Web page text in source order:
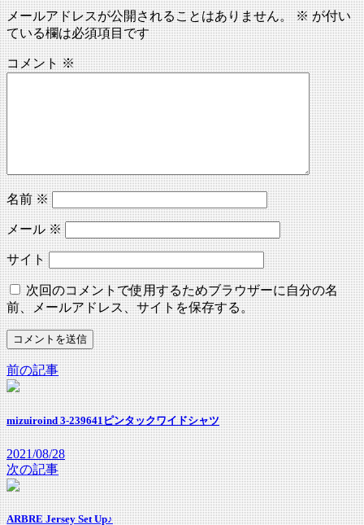
メールアドレスが公開されることはありません。 ※が付い
ている欄は必須項目です
コメント※
名前※
メール※
サイト
次回のコメントで使用するためブラウザーに自分の名
前、メールアドレス、サイトを保存する。
前の記事
mizuiroind 3-239641ピンタックワイドシャツ
2021/08/28
次の記事
ARBRE Jersey Set Up♪